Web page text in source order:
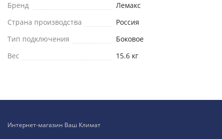
Бренд
Лемакс
Страна производства
Россия
Тип подключения
Боковое
Вес
15.6 кг
Интернет-магазин Ваш Климат